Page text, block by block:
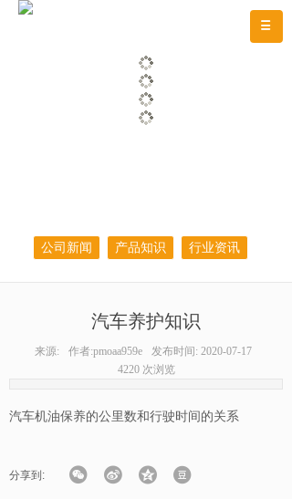
公司新闻 产品知识 行业资讯
汽车养护知识
来源: 作者:pmoaa959e 发布时间: 2020-07-17
4220 次浏览
汽车机油保养的公里数和行驶时间的关系
分享到: